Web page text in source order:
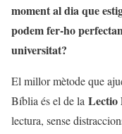
moment al dia que
podem fer-ho
universitat?
El millor mètode que
Bíblia és el de la Lectio
lectura, sense